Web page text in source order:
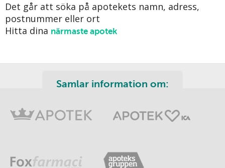
Det går att söka på apotekets namn, adress,
postnummer eller ort
Hitta dina närmaste apotek
Samlar information om: